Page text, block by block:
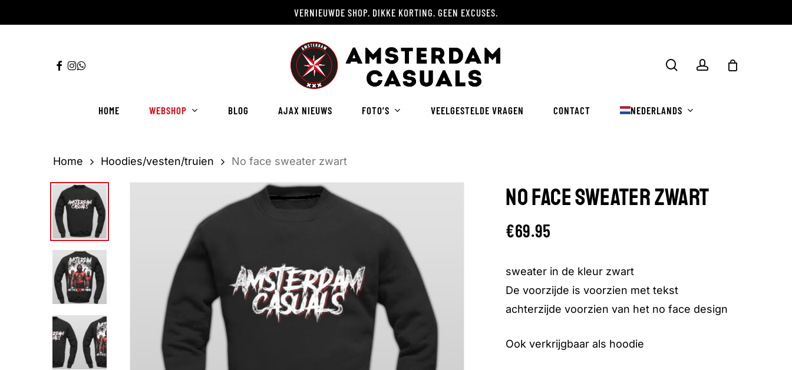
direct
VERNIEUWDE SHOP. DIKKE KORTING. GEEN EXCUSES.
FACEBOOK
INSTAGRAM
WHATSAPP
HOME WEBSHOP BLOG AJAX NIEUWS FOTO’S VEELGESTELDE VRAGEN CONTACT NEDERLANDS
Winkelwagen
Home Hoodies/vesten/truien No face sweater zwart
NO FACE SWEATER ZWART
€69.95
sweater in de kleur zwart
De voorzijde is voorzien met tekst
achterzijde voorzien van het no face design
Ook verkrijgbaar als hoodie